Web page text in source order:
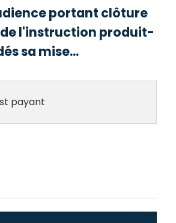
portant clôture
l'instruction produit-
sa mise...
payant